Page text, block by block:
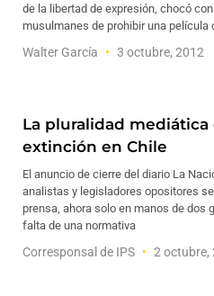
de la libertad de expresión, chocó
musulmanes de prohibir una película
Walter García 3 octubre, 2012
La pluralidad mediática
extinción en Chile
El anuncio de cierre del diario La
analistas y legisladores opositores
prensa, ahora solo en manos de dos
falta de una normativa
Corresponsal de IPS 2 octubre,